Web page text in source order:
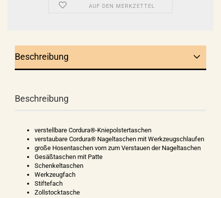
AUF DEN MERKZETTEL
Beschreibung
Beschreibung
verstellbare Cordura®-Kniepolstertaschen
verstaubare Cordura® Nageltaschen mit Werkzeugschlaufen
große Hosentaschen vorn zum Verstauen der Nageltaschen
Gesäßtaschen mit Patte
Schenkeltaschen
Werkzeugfach
Stiftefach
Zollstocktasche